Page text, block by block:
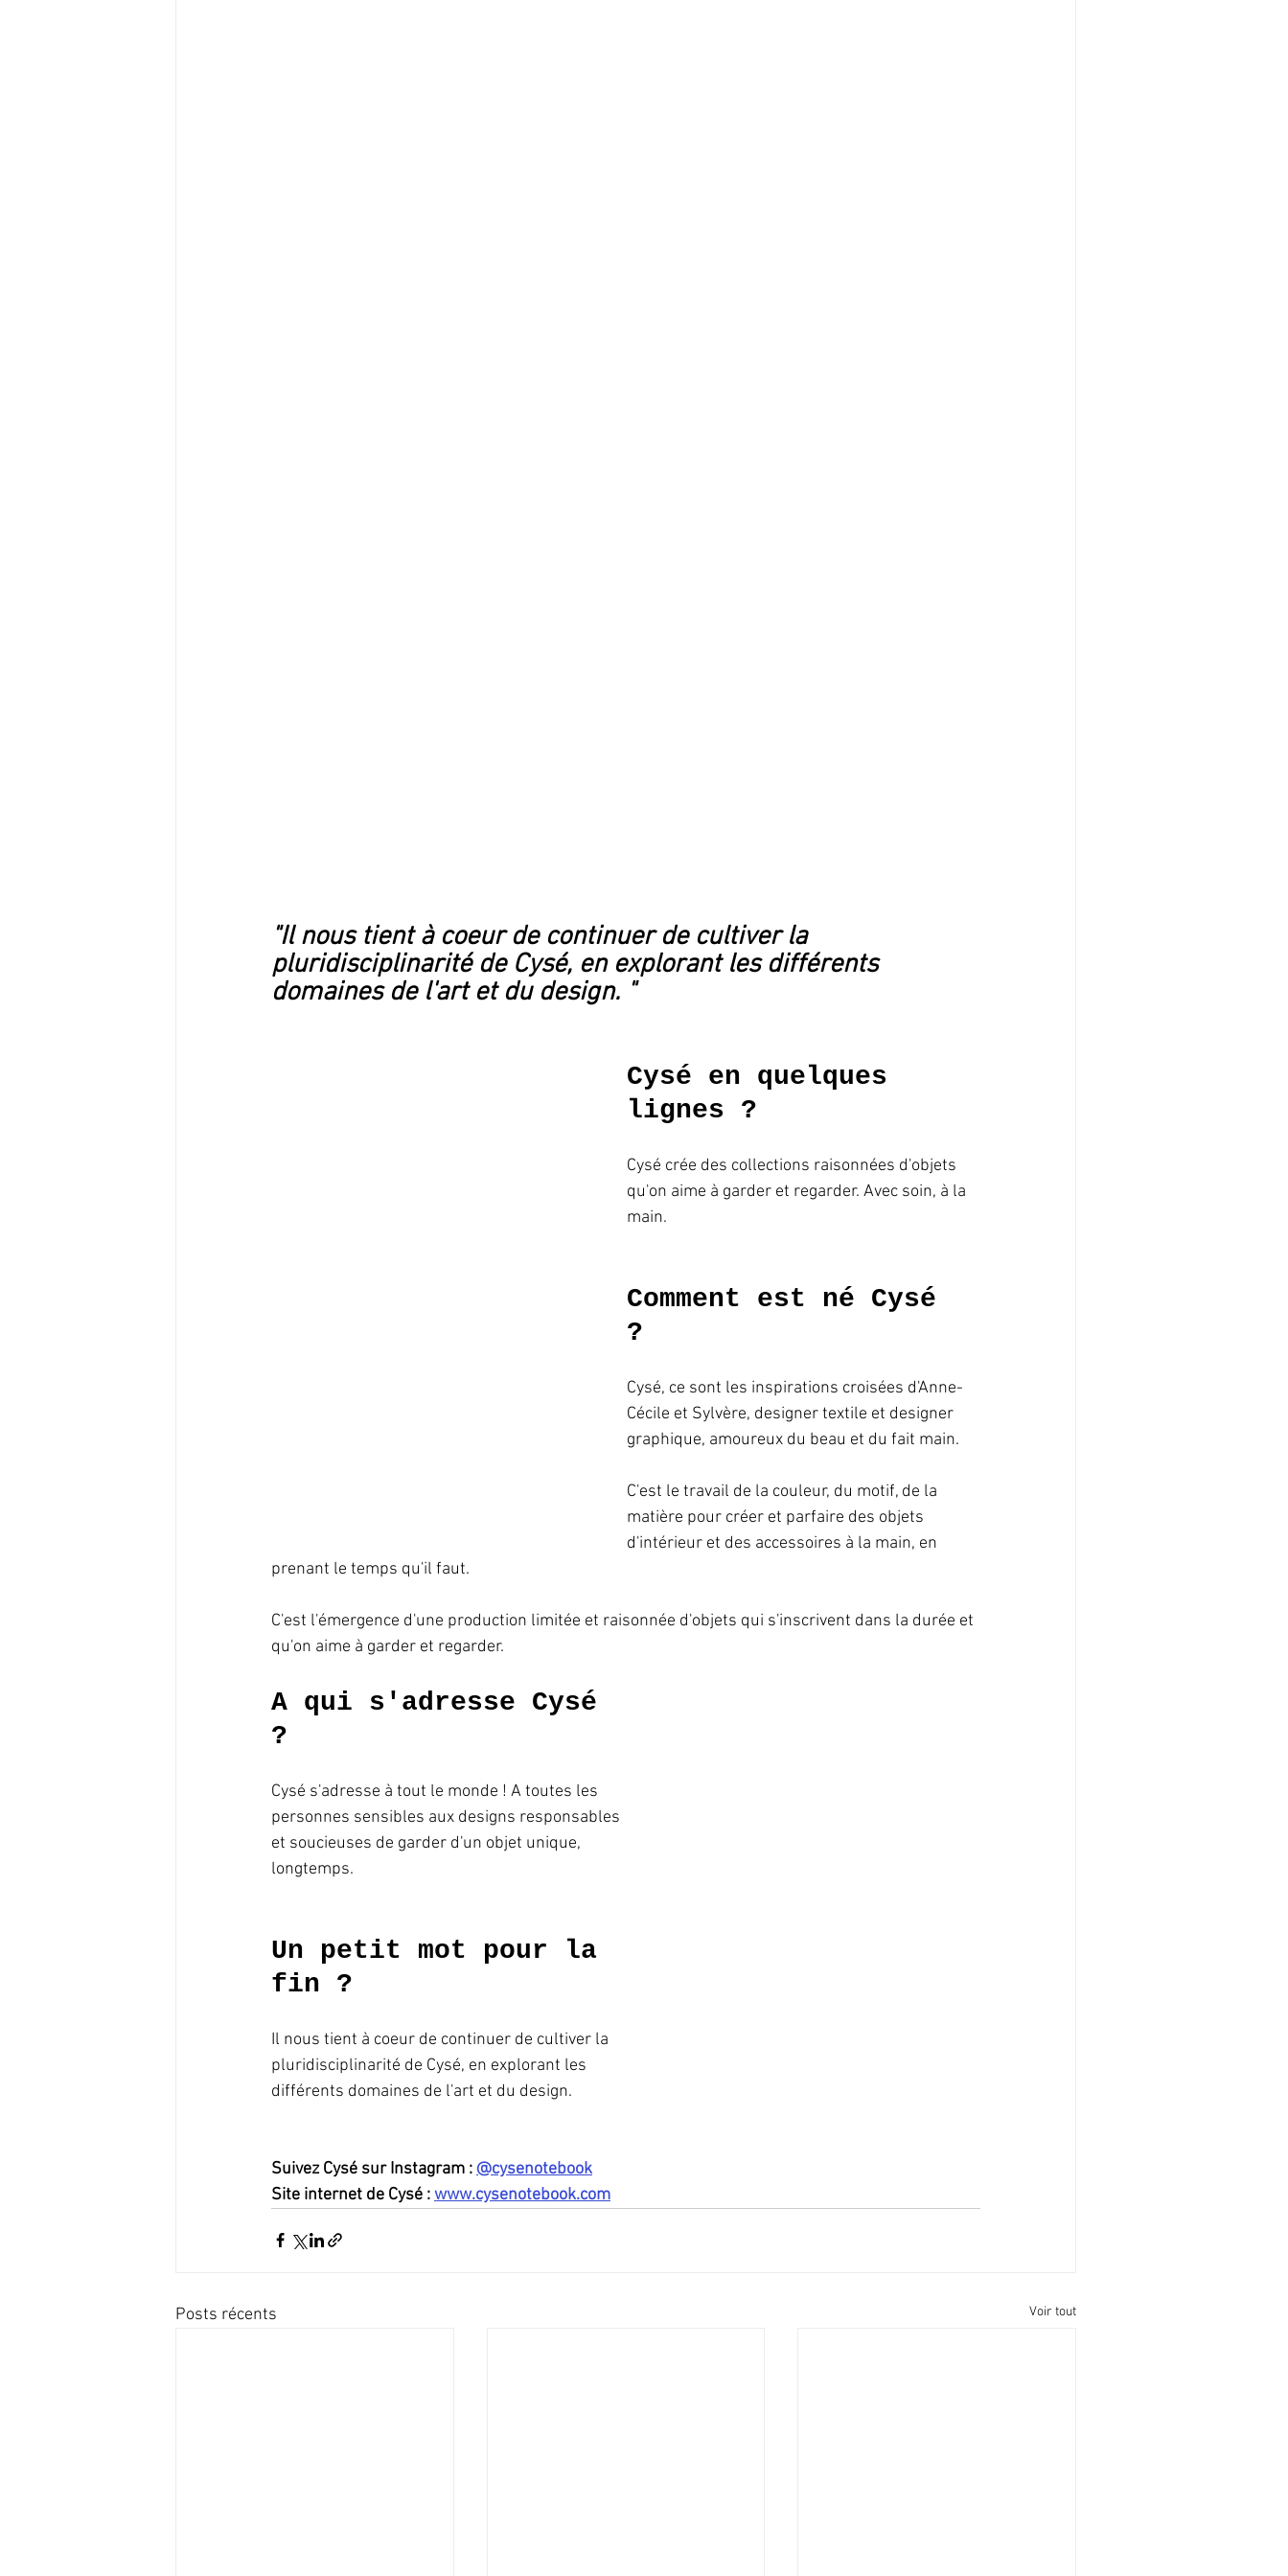
"Il nous tient à coeur de continuer de cultiver la
pluridisciplinarité de Cysé, en explorant les différents
domaines de l'art et du design. "
Cysé en quelques
lignes ?
Cysé crée des collections raisonnées d'objets
qu'on aime à garder et regarder. Avec soin, à la
main.
Comment est né Cysé
?
Cysé, ce sont les inspirations croisées d'Anne-
Cécile et Sylvère, designer textile et designer
graphique, amoureux du beau et du fait main.
C'est le travail de la couleur, du motif, de la
matière pour créer et parfaire des objets
d'intérieur et des accessoires à la main, en
prenant le temps qu'il faut.
C'est l'émergence d'une production limitée et raisonnée d'objets qui s'inscrivent dans la durée et
qu'on aime à garder et regarder.
A qui s'adresse Cysé
?
Cysé s'adresse à tout le monde ! A toutes les
personnes sensibles aux designs responsables
et soucieuses de garder d'un objet unique,
longtemps.
Un petit mot pour la
fin ?
Il nous tient à coeur de continuer de cultiver la
pluridisciplinarité de Cysé, en explorant les
différents domaines de l'art et du design.
Suivez Cysé sur Instagram : @cysenotebook
Site internet de Cysé : www.cysenotebook.com
Posts récents Voir tout